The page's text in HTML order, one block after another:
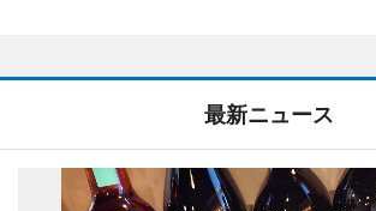
最新ニュース